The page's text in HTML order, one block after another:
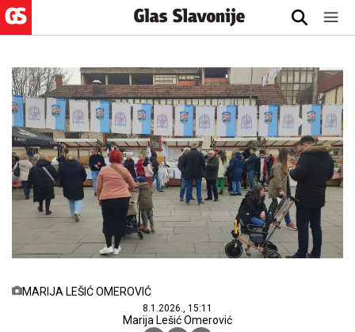
MARIJA LEŠIĆ OMEROVIĆ
8.1.2026., 15:11
Marija Lešić Omerović